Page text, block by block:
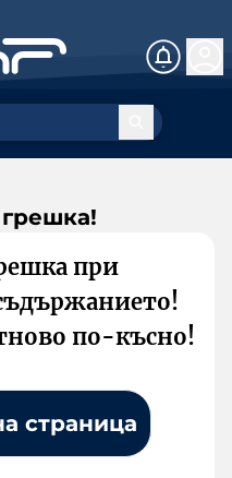
при
по-късно!
страница